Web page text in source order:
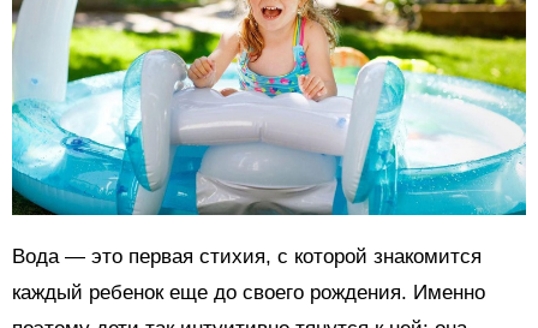
Вода — это первая стихия, с которой знакомится
каждый ребенок еще до своего рождения. Именно